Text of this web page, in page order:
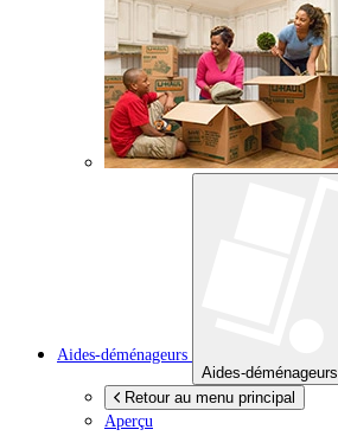
Aides-déménageurs
Aides-déménageurs
Retour au menu principal
Aperçu